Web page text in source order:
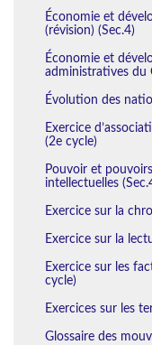
Économie et
(révision) (Sec.4)
Économie et
administratives du
Évolution des
Exercice
(2e cycle)
Pouvoir et
intellectuelles
Exercice sur la
Exercice sur la
Exercice sur les
cycle)
Exercices sur les
Glossaire des